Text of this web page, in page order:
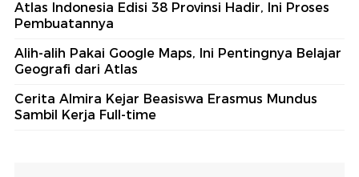
Atlas Indonesia Edisi 38 Provinsi Hadir, Ini Proses
Pembuatannya
Alih-alih Pakai Google Maps, Ini Pentingnya Belajar
Geografi dari Atlas
Cerita Almira Kejar Beasiswa Erasmus Mundus
Sambil Kerja Full-time